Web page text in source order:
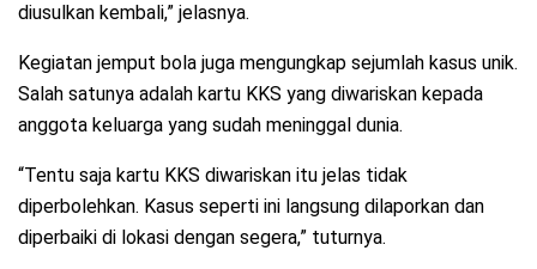
diusulkan kembali,” jelasnya.
Kegiatan jemput bola juga mengungkap sejumlah kasus unik.
Salah satunya adalah kartu KKS yang diwariskan kepada
anggota keluarga yang sudah meninggal dunia.
“Tentu saja kartu KKS diwariskan itu jelas tidak
diperbolehkan. Kasus seperti ini langsung dilaporkan dan
diperbaiki di lokasi dengan segera,” tuturnya.